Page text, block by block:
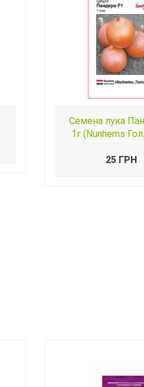
Семена лука
1г (Nunhems
25 ГРН